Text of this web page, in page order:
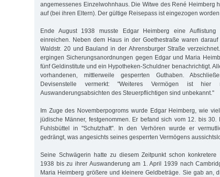
angemessenes Einzelwohnhaus. Die Witwe des René Heimberg
auf (bei ihren Eltern). Der gültige Reisepass ist eingezogen
Ende August 1938 musste Edgar Heimberg eine Auflistung
einreichen. Neben dem Haus in der Goethestraße waren
Waldstr. 20 und Bauland in der Ahrensburger Straße
ergingen Sicherungsanordnungen gegen Edgar und Maria
fünf Geldinstitute und ein Hypotheken-Schuldner benachrichtigt.
vorhandenen, mittlerweile gesperrten Guthaben.
Devisenstelle vermerkt: "Weiteres Vermögen ist hier
Auswanderungsabsichten des Steuerpflichtigen sind unbekannt."
Im Zuge des Novemberpogroms wurde Edgar Heimberg, wie
jüdische Männer, festgenommen. Er befand sich vom 12. bis 30.
Fuhlsbüttel in "Schutzhaft". In den Verhören wurde er
gedrängt, was angesichts seines gesperrten Vermögens
Seine Schwägerin hatte zu diesem Zeitpunkt schon konkretere
1938 bis zu ihrer Auswanderung am 1. April 1939 nach
Maria Heimberg größere und kleinere Geldbeträge. Sie gab an,